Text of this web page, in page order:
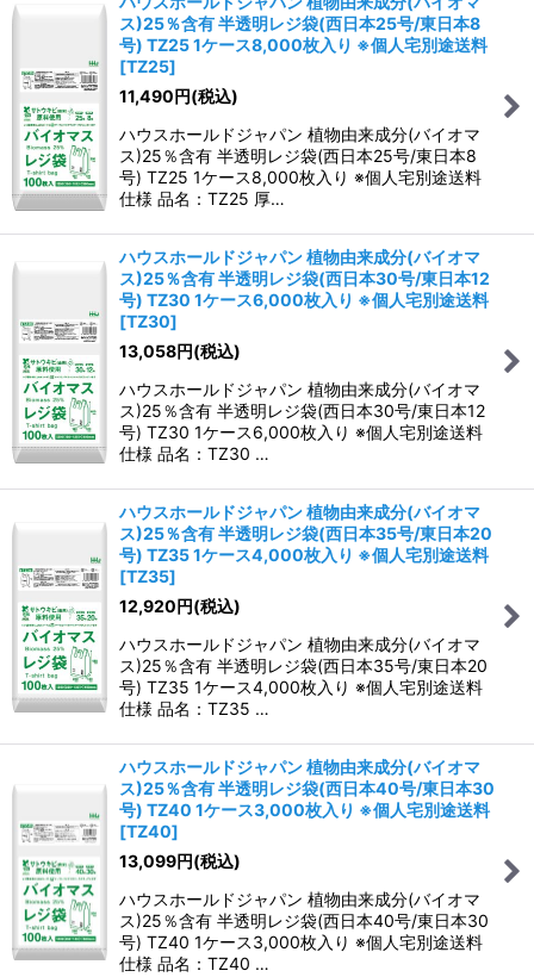
ス)25％含有 半透明レジ袋(西日本25号/東日本8
号) TZ25 1ケース8,000枚入り ※個人宅別途送料
[TZ25]
11,490円(税込)
ハウスホールドジャパン 植物由来成分(バイオマ
ス)25％含有 半透明レジ袋(西日本25号/東日本8
号) TZ25 1ケース8,000枚入り ※個人宅別途送料
仕様 品名：TZ25 厚…
ハウスホールドジャパン 植物由来成分(バイオマ
ス)25％含有 半透明レジ袋(西日本30号/東日本12
号) TZ30 1ケース6,000枚入り ※個人宅別途送料
[TZ30]
13,058円(税込)
ハウスホールドジャパン 植物由来成分(バイオマ
ス)25％含有 半透明レジ袋(西日本30号/東日本12
号) TZ30 1ケース6,000枚入り ※個人宅別途送料
仕様 品名：TZ30 …
ハウスホールドジャパン 植物由来成分(バイオマ
ス)25％含有 半透明レジ袋(西日本35号/東日本20
号) TZ35 1ケース4,000枚入り ※個人宅別途送料
[TZ35]
12,920円(税込)
ハウスホールドジャパン 植物由来成分(バイオマ
ス)25％含有 半透明レジ袋(西日本35号/東日本20
号) TZ35 1ケース4,000枚入り ※個人宅別途送料
仕様 品名：TZ35 …
ハウスホールドジャパン 植物由来成分(バイオマ
ス)25％含有 半透明レジ袋(西日本40号/東日本30
号) TZ40 1ケース3,000枚入り ※個人宅別途送料
[TZ40]
13,099円(税込)
ハウスホールドジャパン 植物由来成分(バイオマ
ス)25％含有 半透明レジ袋(西日本40号/東日本30
号) TZ40 1ケース3,000枚入り ※個人宅別途送料
仕様 品名：TZ40 …